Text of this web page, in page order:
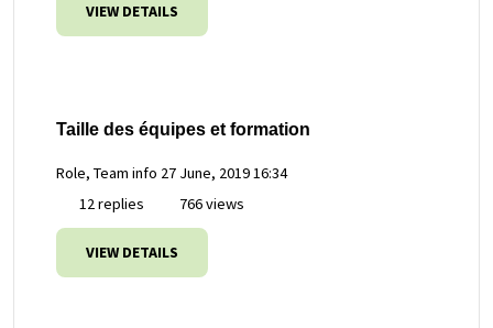
VIEW DETAILS
Taille des équipes et formation
Role, Team info 27 June, 2019 16:34
12 replies
766 views
VIEW DETAILS